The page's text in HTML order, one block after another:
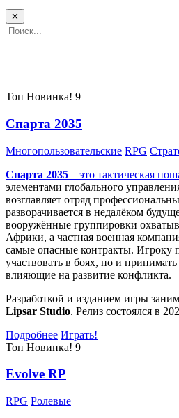
✕
Топ Новинка! 9
Спарта 2035
Многопользовательские RPG
Спарта 2035 – это тактическая
элементами глобального
возглавляет отряд
разворачивается в недалёком
вооружённые группировки
Африки, а частная военная
самые опасные контракты. Игроку
участвовать в боях, но и
влияющие на развитие конфликта.
Разработкой и изданием игры
Lipsar Studio. Релиз состоялся в
Подробнее Играть!
Топ Новинка! 9
Evolve RP
RPG Ролевые